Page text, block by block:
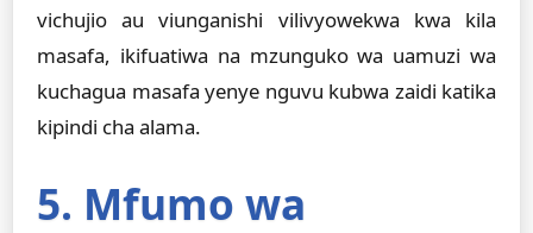
vichujio au viunganishi vilivyowekwa kwa kila
masafa, ikifuatiwa na mzunguko wa uamuzi wa
kuchagua masafa yenye nguvu kubwa zaidi katika
kipindi cha alama.
5. Mfumo wa